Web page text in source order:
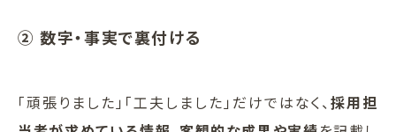
② 数字・事実で裏付ける
「頑張りました」「工夫しました」だけではなく、採用担